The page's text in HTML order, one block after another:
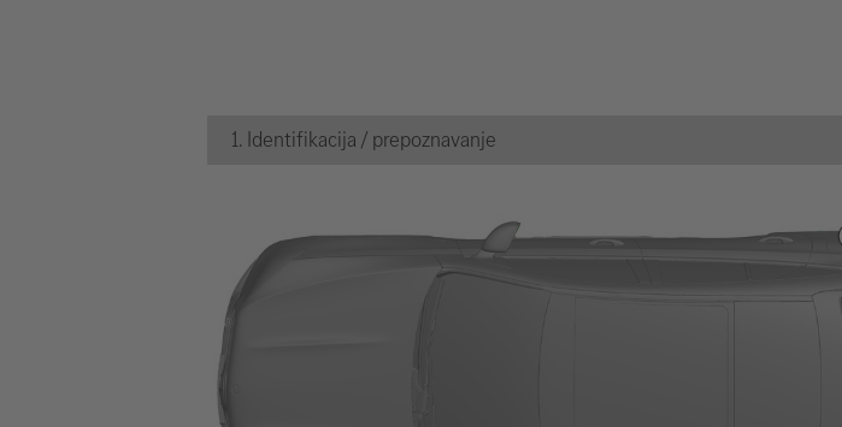
1. Identifikacija / prepoznavanje